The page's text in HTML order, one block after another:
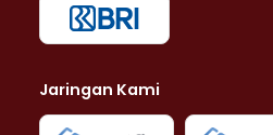
Jaringan Kami